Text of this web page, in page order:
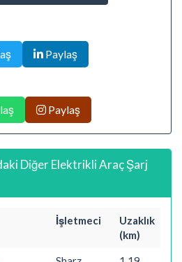
Paylaş
Paylaş
Diğer Elektrikli Araç Şarj
İşletmeci
Uzaklık
(km)